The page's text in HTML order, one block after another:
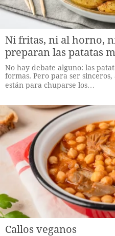
Ni fritas, ni al horno,
preparan las patatas
No hay debate alguno: las
formas. Pero para ser
están para chuparse los…
Callos veganos